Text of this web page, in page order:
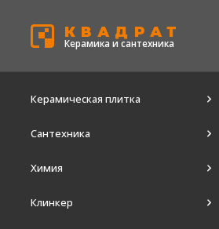
КВАДРАТ
Керамика и сантехника
Керамическая плитка
Сантехника
Химия
Клинкер